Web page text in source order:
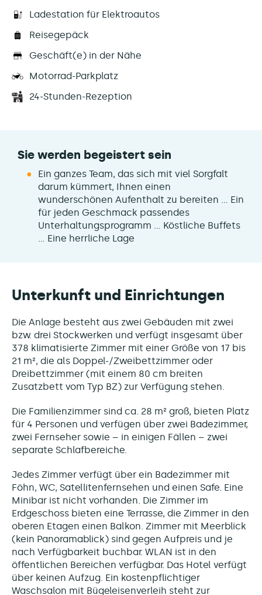
Ladestation für Elektroautos
Reisegepäck
Geschäft(e) in der Nähe
Motorrad-Parkplatz
24-Stunden-Rezeption
Sie werden begeistert sein
Ein ganzes Team, das sich mit viel Sorgfalt
darum kümmert, Ihnen einen
wunderschönen Aufenthalt zu bereiten … Ein
für jeden Geschmack passendes
Unterhaltungsprogramm … Köstliche Buffets
… Eine herrliche Lage
Unterkunft und Einrichtungen
Die Anlage besteht aus zwei Gebäuden mit zwei
bzw. drei Stockwerken und verfügt insgesamt über
378 klimatisierte Zimmer mit einer Größe von 17 bis
21 m², die als Doppel-/Zweibettzimmer oder
Dreibettzimmer (mit einem 80 cm breiten
Zusatzbett vom Typ BZ) zur Verfügung stehen.
Die Familienzimmer sind ca. 28 m² groß, bieten Platz
für 4 Personen und verfügen über zwei Badezimmer,
zwei Fernseher sowie – in einigen Fällen – zwei
separate Schlafbereiche.
Jedes Zimmer verfügt über ein Badezimmer mit
Föhn, WC, Satellitenfernsehen und einen Safe. Eine
Minibar ist nicht vorhanden. Die Zimmer im
Erdgeschoss bieten eine Terrasse, die Zimmer in den
oberen Etagen einen Balkon. Zimmer mit Meerblick
(kein Panoramablick) sind gegen Aufpreis und je
nach Verfügbarkeit buchbar. WLAN ist in den
öffentlichen Bereichen verfügbar. Das Hotel verfügt
über keinen Aufzug. Ein kostenpflichtiger
Waschsalon mit Bügeleisenverleih steht zur